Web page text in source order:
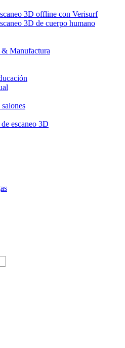
3D offline con Verisurf
3D de cuerpo humano
Manufactura
escaneo 3D